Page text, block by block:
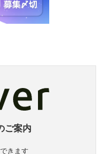
ご案内
きます